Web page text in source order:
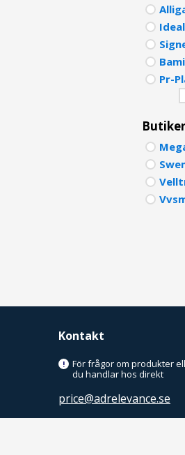
Pr-
Butiker
Kontakt
!
För frågor om produkter
du handlar hos direkt
price@adrelevance.se